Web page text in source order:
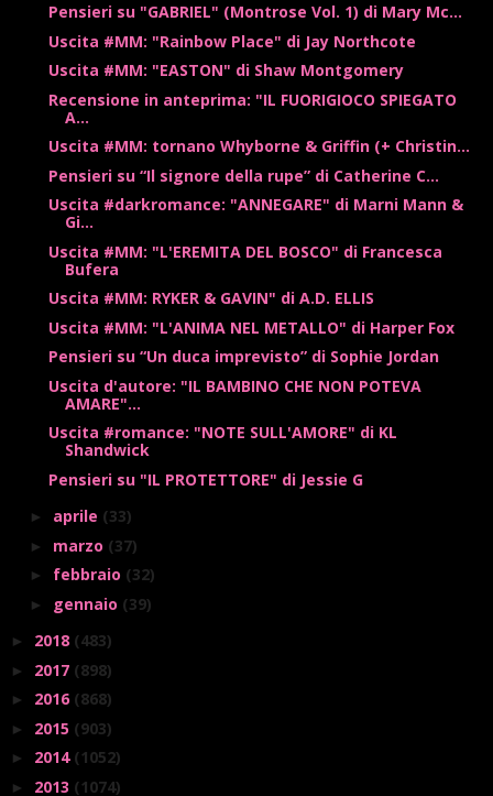
Pensieri su "GABRIEL" (Montrose Vol. 1) di Mary Mc...
Uscita #MM: "Rainbow Place" di Jay Northcote
Uscita #MM: "EASTON" di Shaw Montgomery
Recensione in anteprima: "IL FUORIGIOCO SPIEGATO
A...
Uscita #MM: tornano Whyborne & Griffin (+ Christin...
Pensieri su “Il signore della rupe” di Catherine C...
Uscita #darkromance: "ANNEGARE" di Marni Mann &
Gi...
Uscita #MM: "L'EREMITA DEL BOSCO" di Francesca
Bufera
Uscita #MM: RYKER & GAVIN" di A.D. ELLIS
Uscita #MM: "L'ANIMA NEL METALLO" di Harper Fox
Pensieri su “Un duca imprevisto” di Sophie Jordan
Uscita d'autore: "IL BAMBINO CHE NON POTEVA
AMARE"...
Uscita #romance: "NOTE SULL'AMORE" di KL
Shandwick
Pensieri su "IL PROTETTORE" di Jessie G
► aprile (33)
► marzo (37)
► febbraio (32)
► gennaio (39)
► 2018 (483)
► 2017 (898)
► 2016 (868)
► 2015 (903)
► 2014 (1052)
► 2013 (1074)